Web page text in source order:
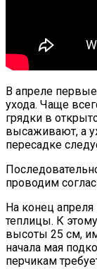
В апреле
ухода. Чаще
грядки в
высаживают, а
пересадке
проводим
На конец
теплицы. К
высоты 25 см,
начала мая
перчикам